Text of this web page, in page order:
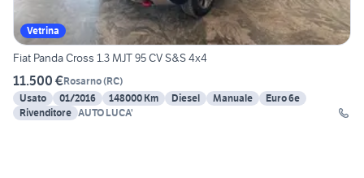
Vetrina
Fiat Panda Cross 1.3 MJT 95 CV S&S 4x4
11.500 €Rosarno(RC)
Usato
01/2016 148000 Km Diesel Manuale
Euro 6e
Rivenditore AUTO LUCA'